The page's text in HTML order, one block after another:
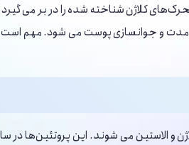
مدت و جوانسازی پوست می ‌شود. مهم
الاستین می ‌شوند. این پروتئین‌ها